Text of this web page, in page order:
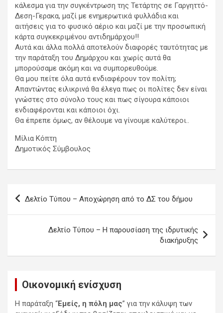
κάλεσμα για την συγκέντρωση της Τετάρτης σε Γαργηττό-
Δεση-Γερακα, μαζί με ενημερωτικά φυλλάδια και
αιτήσεις για το φυσικό αέριο και μαζί με την προσωπική
κάρτα συγκεκριμένου αντιδημάρχου!!
Αυτά και άλλα πολλά αποτελούν διαφορές ταυτότητας με
την παράταξη του Δημάρχου και χωρίς αυτά θα
μπορούσαμε ακόμη και να συμπορευθούμε.
Θα μου πείτε όλα αυτά ενδιαφέρουν τον πολίτη;
Απαντώντας ειλικρινά θα έλεγα πως οι πολίτες δεν είναι
γνώστες στο σύνολο τους και πως σίγουρα κάποιοι
ενδιαφέρονται και κάποιοι όχι.
Θα έπρεπε όμως, αν θέλουμε να γίνουμε καλύτεροι..
Μίλια Κόπτη
Δημοτικός Σύμβουλος
Πλοήγηση
Δελτίο Τύπου – Αποχώρηση από το ΔΣ του δήμου
Δελτίο Τύπου – Η παρουσίαση της ιδρυτικής
διακήρυξης
Οικονομική ενίσχυση
Η παράταξη “Εμείς, η πόλη μας” για την κάλυψη των